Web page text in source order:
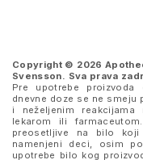
Copyright © 2026
Svensson. Sva prava
Pre upotrebe proizvoda
dnevne doze se ne smeju
i neželjenim
lekarom ili
preosetljive na bilo koji
namenjeni deci, osim
upotrebe bilo kog